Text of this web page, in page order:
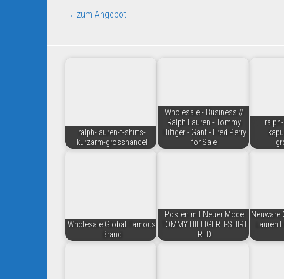
→ zum Angebot
ralph-lauren-t-shirts-
kurzarm-grosshandel
Wholesale - Business //
Ralph Lauren - Tommy
Hilfiger - Gant - Fred Perry
for Sale
Wholesale Global Famous
Brand
Posten mit Neuer Mode
TOMMY HILFIGER T-SHIRT
RED
Neuware
Lauren